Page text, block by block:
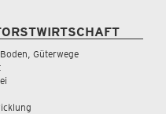
Güterwege